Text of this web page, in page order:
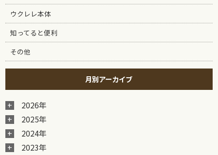
ウクレレ本体
知ってると便利
その他
月別アーカイブ
2026年
2025年
2024年
2023年